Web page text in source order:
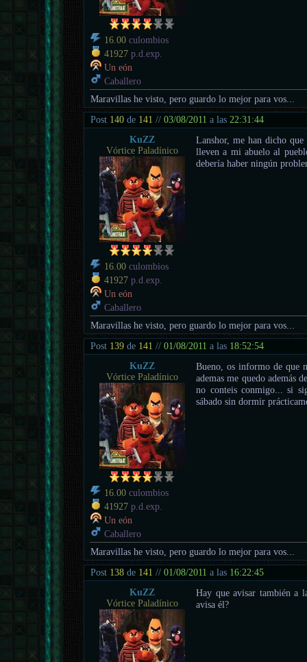
16.00 culombios
41927 p.d.exp.
Un eón
Caballero
Maravillas he visto, pero guardo lo mejor para vos...
Post 140 de 141 //03/08/2011 a las 22:31:44
KuZZ
Vórtice Paladínico
16.00 culombios
41927 p.d.exp.
Un eón
Caballero
Lanshor, me han dicho
lleven a mi abuelo al
debería haber ningún
Maravillas he visto, pero guardo lo mejor para vos...
Post 139 de 141 //01/08/2011 a las 18:52:54
KuZZ
Vórtice Paladínico
16.00 culombios
41927 p.d.exp.
Un eón
Caballero
Bueno, os informo de que
ademas me quedo además
no conteis conmigo... si
sábado sin dormir
Maravillas he visto, pero guardo lo mejor para vos...
Post 138 de 141 //01/08/2011 a las 16:22:45
KuZZ
Vórtice Paladínico
Hay que avisar también a
avisa él?